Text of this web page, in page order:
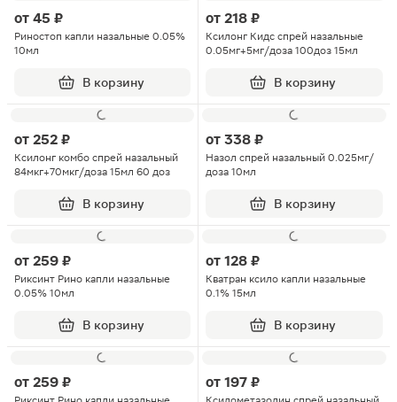
от 45 ₽
Риностоп капли назальные 0.05%
10мл
В корзину
от 218 ₽
Ксилонг Кидс спрей назальные
0.05мг+5мг/доза 100доз 15мл
В корзину
от 252 ₽
Ксилонг комбо спрей назальный
84мкг+70мкг/доза 15мл 60 доз
В корзину
от 338 ₽
Назол спрей назальный 0.025мг/
доза 10мл
В корзину
от 259 ₽
Риксинт Рино капли назальные
0.05% 10мл
В корзину
от 128 ₽
Кватран ксило капли назальные
0.1% 15мл
В корзину
от 259 ₽ от 197 ₽